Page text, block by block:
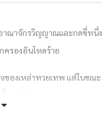
าณาจักรวิญญาณและกดขี่หนึ่ง
ครองอันโหดร้าย
องเหล่าทวยเทพ แต่ในขณะ